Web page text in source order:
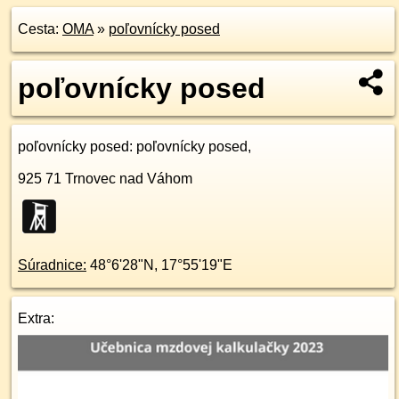
Cesta: OMA» poľovnícky posed
poľovnícky posed
poľovnícky posed: poľovnícky posed,
925 71 Trnovec nad Váhom
Súradnice: 48°6'28"N , 17°55'19"E
Extra: